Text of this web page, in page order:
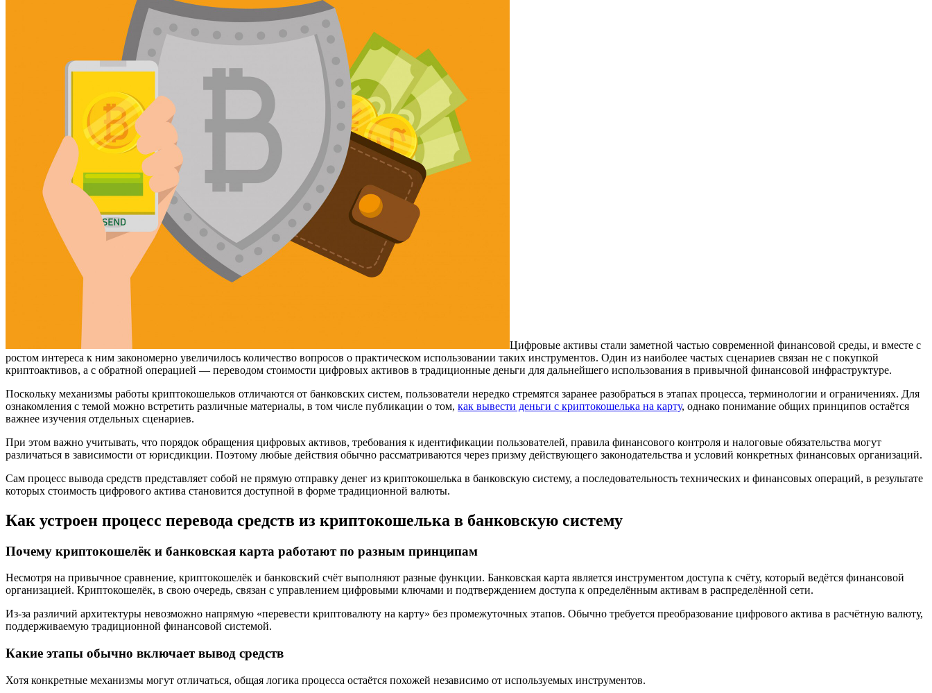
Цифровые активы стали заметной частью современной финансовой среды, и вместе с
ростом интереса к ним закономерно увеличилось количество вопросов о практическом использовании таких инструментов. Один из наиболее частых сценариев связан не с покупкой
криптоактивов, а с обратной операцией — переводом стоимости цифровых активов в традиционные деньги для дальнейшего использования в привычной финансовой инфраструктуре.
Поскольку механизмы работы криптокошельков отличаются от банковских систем, пользователи нередко стремятся заранее разобраться в этапах процесса, терминологии и ограничениях. Для
ознакомления с темой можно встретить различные материалы, в том числе публикации о том, как вывести деньги с криптокошелька на карту, однако понимание общих принципов остаётся
важнее изучения отдельных сценариев.
При этом важно учитывать, что порядок обращения цифровых активов, требования к идентификации пользователей, правила финансового контроля и налоговые обязательства могут
различаться в зависимости от юрисдикции. Поэтому любые действия обычно рассматриваются через призму действующего законодательства и условий конкретных финансовых организаций.
Сам процесс вывода средств представляет собой не прямую отправку денег из криптокошелька в банковскую систему, а последовательность технических и финансовых операций, в результате
которых стоимость цифрового актива становится доступной в форме традиционной валюты.
Как устроен процесс перевода средств из криптокошелька в банковскую систему
Почему криптокошелёк и банковская карта работают по разным принципам
Несмотря на привычное сравнение, криптокошелёк и банковский счёт выполняют разные функции. Банковская карта является инструментом доступа к счёту, который ведётся финансовой
организацией. Криптокошелёк, в свою очередь, связан с управлением цифровыми ключами и подтверждением доступа к определённым активам в распределённой сети.
Из-за различий архитектуры невозможно напрямую «перевести криптовалюту на карту» без промежуточных этапов. Обычно требуется преобразование цифрового актива в расчётную валюту,
поддерживаемую традиционной финансовой системой.
Какие этапы обычно включает вывод средств
Хотя конкретные механизмы могут отличаться, общая логика процесса остаётся похожей независимо от используемых инструментов.